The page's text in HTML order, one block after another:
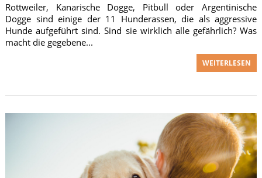
Rottweiler, Kanarische Dogge, Pitbull oder Argentinische
Dogge sind einige der 11 Hunderassen, die als aggressive
Hunde aufgeführt sind. Sind sie wirklich alle gefährlich? Was
macht die gegebene...
WEITERLESEN